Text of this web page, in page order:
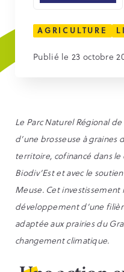
AGRICULTURE
Publié le 23 octobre
Le Parc Naturel Régional
d’une brosseuse à
territoire, cofinancé dans
Biodiv’Est et avec le
Meuse. Cet
développement d’une
adaptée aux prairies du
changement climatique.